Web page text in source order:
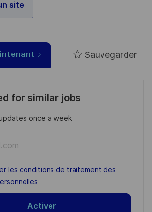
site
Sauvegarder
for similar jobs
once a week
les conditions de traitement des
Activer